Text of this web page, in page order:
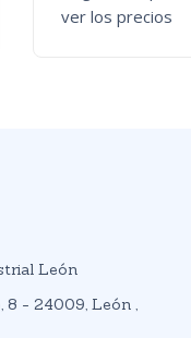
ver los precios
León
8 - 24009, León ,